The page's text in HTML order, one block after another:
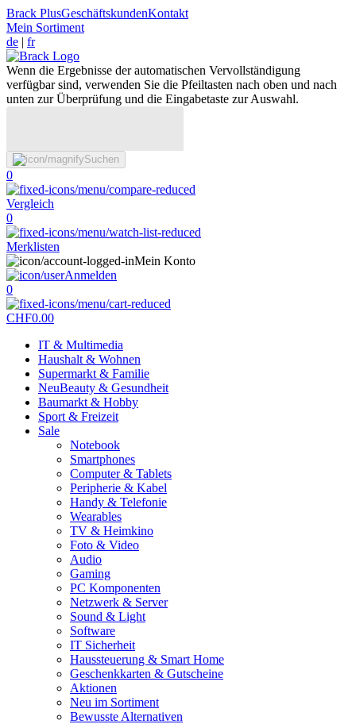
Brack PlusGeschäftskundenKontakt
Mein Sortiment
de | fr
Wenn die Ergebnisse der automatischen Vervollständigung
verfügbar sind, verwenden Sie die Pfeiltasten nach oben und nach
unten zur Überprüfung und die Eingabetaste zur Auswahl.
Suchen
0
Vergleich
0
Merklisten
Mein Konto
Anmelden
0
CHF0.00
IT & Multimedia
Haushalt & Wohnen
Supermarkt & Familie
NeuBeauty & Gesundheit
Baumarkt & Hobby
Sport & Freizeit
Sale
Notebook
Smartphones
Computer & Tablets
Peripherie & Kabel
Handy & Telefonie
Wearables
TV & Heimkino
Foto & Video
Audio
Gaming
PC Komponenten
Netzwerk & Server
Sound & Light
Software
IT Sicherheit
Haussteuerung & Smart Home
Geschenkkarten & Gutscheine
Aktionen
Neu im Sortiment
Bewusste Alternativen